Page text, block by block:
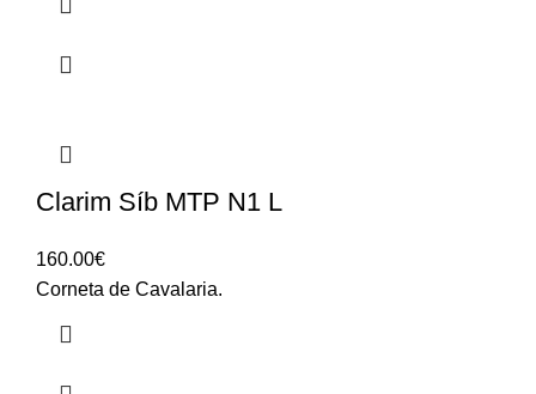
Clarim Síb MTP N1 L
160.00€
Corneta de Cavalaria.